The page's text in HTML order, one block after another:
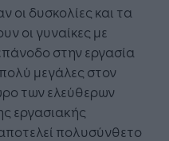
οι δυσκολίες και τα
οι γυναίκες με
στην εργασία
μεγάλες στον
των ελεύθερων
εργασιακής
πολυσύνθετο